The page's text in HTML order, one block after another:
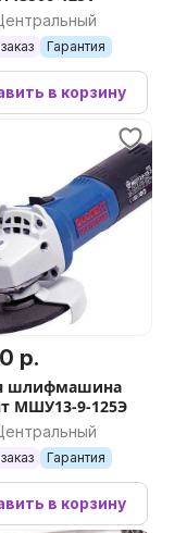
Гарантия
в корзину
р.
шлифмашина
МШУ13-9-125Э
Гарантия
в корзину